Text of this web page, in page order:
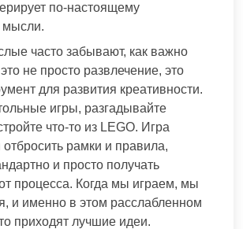
по-настоящему
мысли.
часто забывают, как важно
не просто развлечение, это
для развития креативности.
игры, разгадывайте
что-то из LEGO. Игра
рамки и правила,
и просто получать
процесса. Когда мы играем, мы
и именно в этом расслабленном
приходят лучшие идеи.